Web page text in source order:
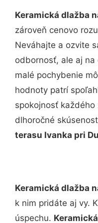
Keramická dlažba
zároveň cenovo
Neváhajte a ozvite
odbornosť, ale aj
malé pochybenie
hodnoty patrí
spokojnosť
dlhoročné
terasu Ivanka pri
Keramická dlažba
k nim pridáte aj vy.
úspechu.